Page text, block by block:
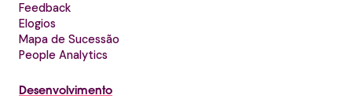
Feedback
Elogios
Mapa de Sucessão
People Analytics
Desenvolvimento